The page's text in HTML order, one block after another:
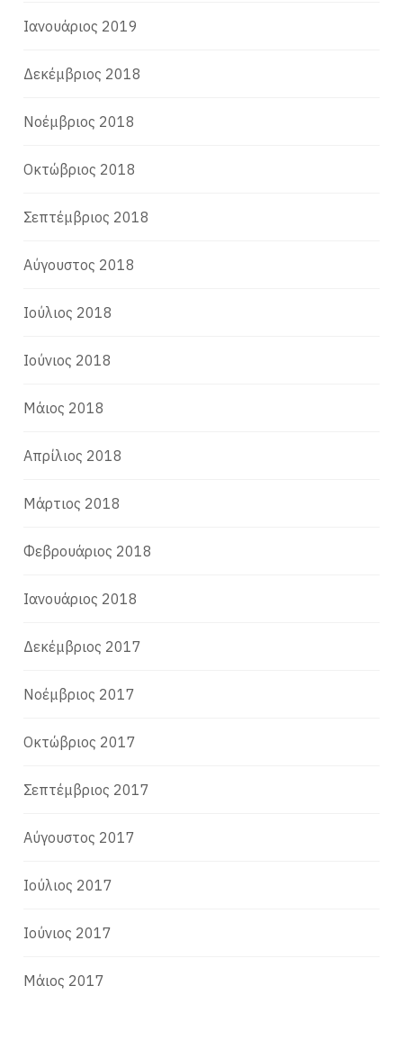
Ιανουάριος 2019
Δεκέμβριος 2018
Νοέμβριος 2018
Οκτώβριος 2018
Σεπτέμβριος 2018
Αύγουστος 2018
Ιούλιος 2018
Ιούνιος 2018
Μάιος 2018
Απρίλιος 2018
Μάρτιος 2018
Φεβρουάριος 2018
Ιανουάριος 2018
Δεκέμβριος 2017
Νοέμβριος 2017
Οκτώβριος 2017
Σεπτέμβριος 2017
Αύγουστος 2017
Ιούλιος 2017
Ιούνιος 2017
Μάιος 2017